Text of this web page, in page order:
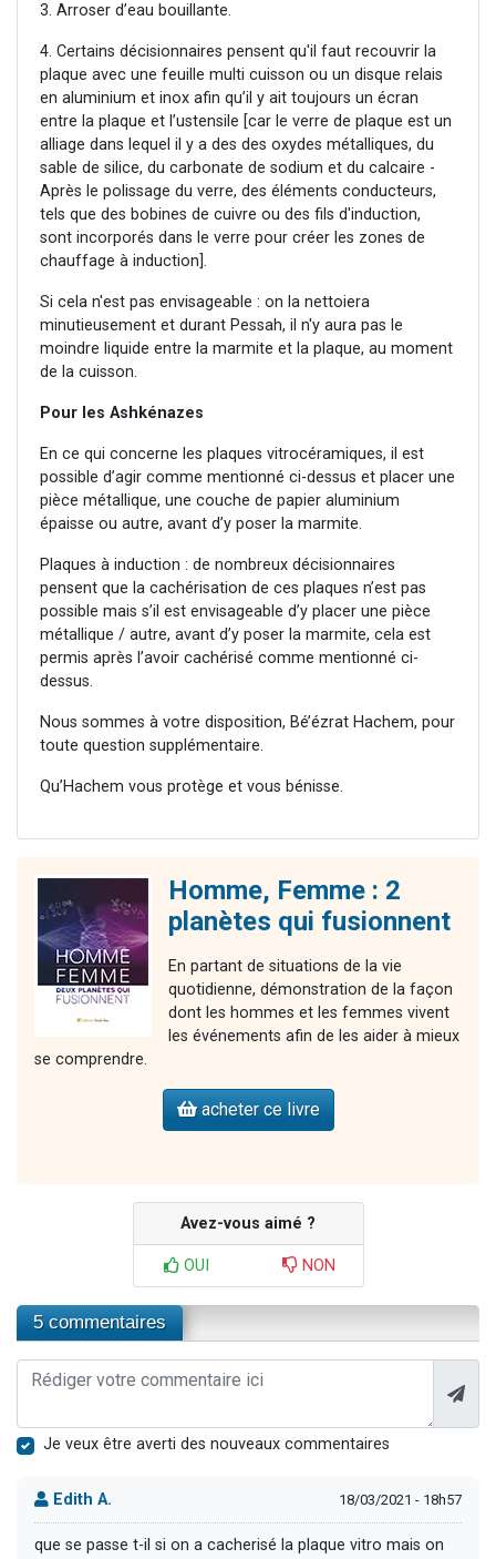
3. Arroser d’eau bouillante.
4. Certains décisionnaires pensent qu'il faut recouvrir la
plaque avec une feuille multi cuisson ou un disque relais
en aluminium et inox afin qu’il y ait toujours un écran
entre la plaque et l’ustensile [car le verre de plaque est un
alliage dans lequel il y a des des oxydes métalliques, du
sable de silice, du carbonate de sodium et du calcaire -
Après le polissage du verre, des éléments conducteurs,
tels que des bobines de cuivre ou des fils d'induction,
sont incorporés dans le verre pour créer les zones de
chauffage à induction].
Si cela n'est pas envisageable : on la nettoiera
minutieusement et durant Pessah, il n'y aura pas le
moindre liquide entre la marmite et la plaque, au moment
de la cuisson.
Pour les Ashkénazes
En ce qui concerne les plaques vitrocéramiques, il est
possible d’agir comme mentionné ci-dessus et placer une
pièce métallique, une couche de papier aluminium
épaisse ou autre, avant d’y poser la marmite.
Plaques à induction : de nombreux décisionnaires
pensent que la cachérisation de ces plaques n’est pas
possible mais s’il est envisageable d’y placer une pièce
métallique / autre, avant d’y poser la marmite, cela est
permis après l’avoir cachérisé comme mentionné ci-
dessus.
Nous sommes à votre disposition, Bé’ézrat Hachem, pour
toute question supplémentaire.
Qu’Hachem vous protège et vous bénisse.
Homme, Femme : 2
planètes qui fusionnent
En partant de situations de la vie
quotidienne, démonstration de la façon
dont les hommes et les femmes vivent
les événements afin de les aider à mieux
se comprendre.
acheter ce livre
Avez-vous aimé ?
OUI NON
5 commentaires
Je veux être averti des nouveaux commentaires
Edith A. 18/03/2021 - 18h57
que se passe t-il si on a cacherisé la plaque vitro mais on